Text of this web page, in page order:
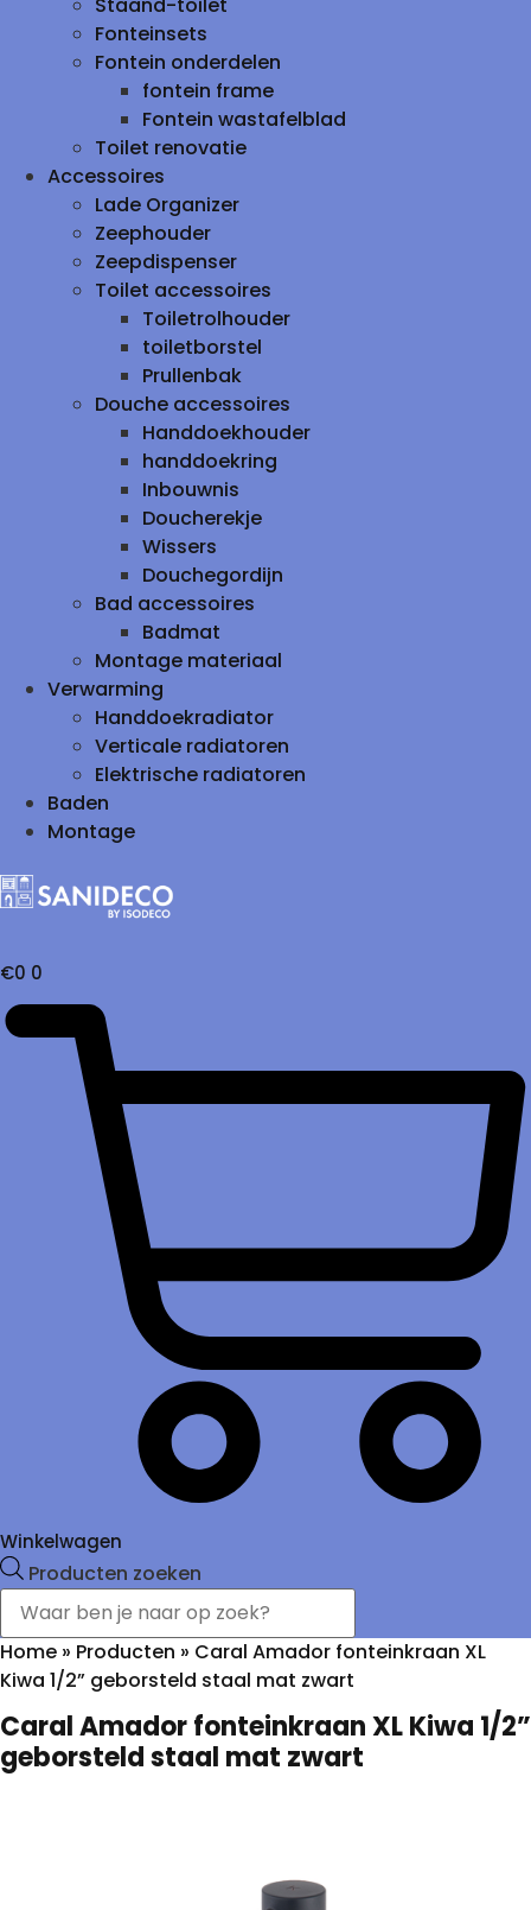
Fonteinsets
Fontein onderdelen
fontein frame
Fontein wastafelblad
Toilet renovatie
Accessoires
Lade Organizer
Zeephouder
Zeepdispenser
Toilet accessoires
Toiletrolhouder
toiletborstel
Prullenbak
Douche accessoires
Handdoekhouder
handdoekring
Inbouwnis
Doucherekje
Wissers
Douchegordijn
Bad accessoires
Badmat
Montage materiaal
Verwarming
Handdoekradiator
Verticale radiatoren
Elektrische radiatoren
Baden
Montage
€0 0
Winkelwagen
Producten zoeken
Home » Producten » Caral Amador fonteinkraan XL
Kiwa 1/2” geborsteld staal mat zwart
Caral Amador fonteinkraan XL Kiwa 1/2”
geborsteld staal mat zwart